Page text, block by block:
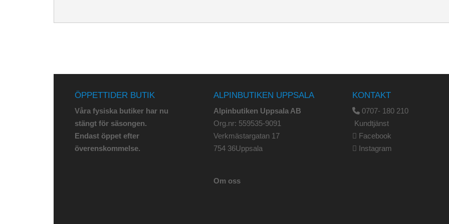
ÖPPETTIDER BUTIK
Våra fysiska butiker har nu
stängt för säsongen.
Endast öppet efter
överenskommelse.
ALPINBUTIKEN UPPSALA
Alpinbutiken Uppsala AB
Org.nr: 559535-9091
Verkmästargatan 17
754 36Uppsala
Om oss
KONTAKT
0707- 180 210
Kundtjänst
Facebook
Instagram